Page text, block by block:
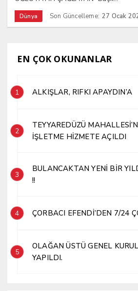
Dünya Son Güncelleme: 27 Ocak
EN ÇOK OKUNANLAR
1 ALKIŞLAR, RIFKI APAYDIN’A
2
TEYYAREDÜZÜ
İŞLETME HİZMETE AÇILDI
3
BULANCAKTAN YENİ BİR
!!
4 ÇORBACI EFENDİ’DEN 7/24
5
OLAĞAN ÜSTÜ GENEL
YAPILDI.